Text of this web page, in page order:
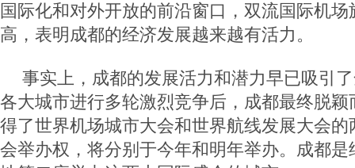
国际化和对外开放的前沿窗口，双流国际机
高，表明成都的经济发展越来越有活力。
事实上，成都的发展活力和潜力早已吸引
各大城市进行多轮激烈竞争后，成都最终脱
得了世界机场城市大会和世界航线发展大会
会举办权，将分别于今年和明年举办。成都